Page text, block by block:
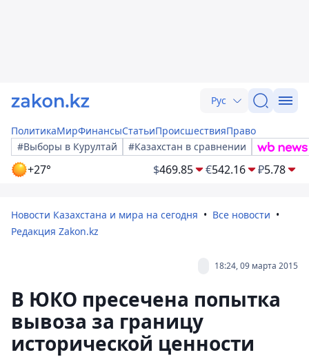
Рус
ПолитикаМирФинансыСтатьиПроисшествияПраво
#Выборы в Курултай
#Казахстан в сравнении
+27° $469.85 €542.16 ₽5.78
Новости Казахстана и мира на сегодня
Все новости
Редакция Zakon.kz
18:24, 09 марта 2015
В ЮКО пресечена попытка
вывоза за границу
исторической ценности